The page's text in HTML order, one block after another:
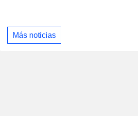
Más noticias